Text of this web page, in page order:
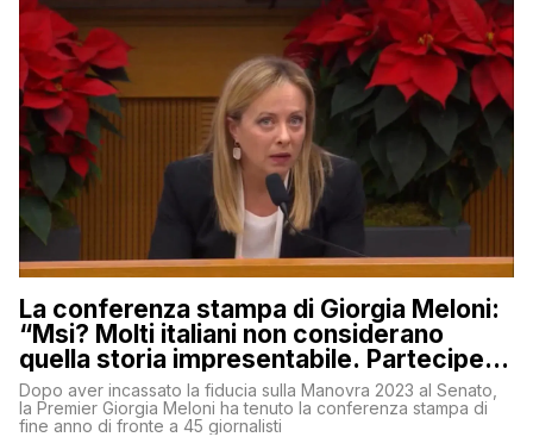
La conferenza stampa di Giorgia Meloni:
“Msi? Molti italiani non considerano
quella storia impresentabile. Parteciperò
al 25 aprile”
Dopo aver incassato la fiducia sulla Manovra 2023 al Senato,
la Premier Giorgia Meloni ha tenuto la conferenza stampa di
fine anno di fronte a 45 giornalisti